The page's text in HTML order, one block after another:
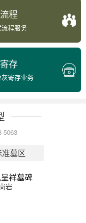
程
程服务
存
寄存业务
5063
准墓区
祥墓碑
岩